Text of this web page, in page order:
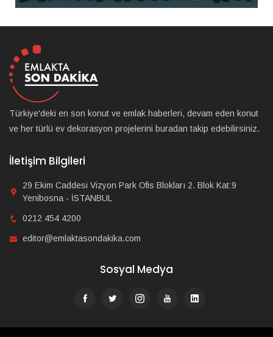
Türkiye'deki en son konut ve emlak haberleri, devam eden konut
ve her türlü ev dekorasyon projelerini buradan takip edebilirsiniz.
İletişim Bilgileri
29 Ekim Caddesi Vizyon Park Ofis Blokları 2. Blok Kat:9
Yenibosna - İSTANBUL
0212 454 4200
editor@emlaktasondakika.com
Sosyal Medya